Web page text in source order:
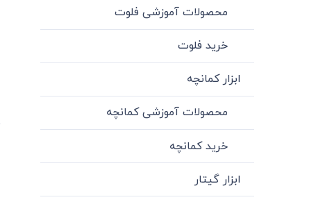
محصولات آموزشی فلوت
خرید فلوت
ابزار کمانچه
محصولات آموزشی کمانچه
خرید کمانچه
ابزار گیتار